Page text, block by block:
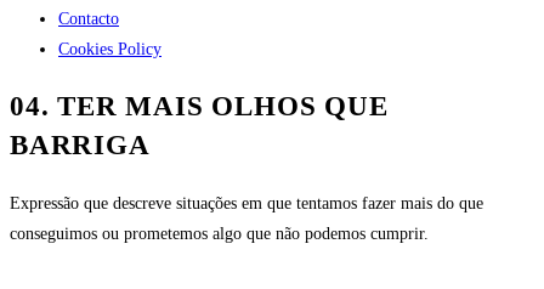
Contacto
Cookies Policy
04. TER MAIS OLHOS QUE
BARRIGA
Expressão que descreve situações em que tentamos fazer mais do que
conseguimos ou prometemos algo que não podemos cumprir.